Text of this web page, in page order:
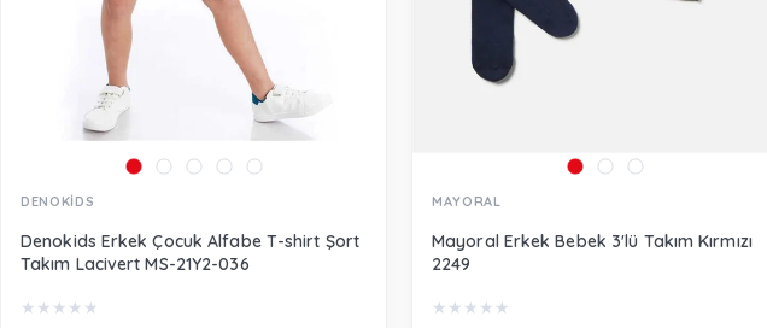
DENOKİDS
Denokids Erkek Çocuk Alfabe T-shirt Şort
Takım Lacivert MS-21Y2-036
★ ★ ★ ★ ★
MAYORAL
Mayoral Erkek Bebek 3'lü Takım Kırmızı
2249
★ ★ ★ ★ ★